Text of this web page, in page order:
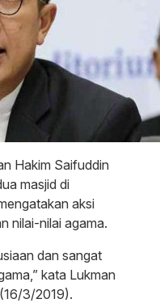
Hakim Saifuddin
masjid di
aksi
nilai-nilai agama.
dan sangat
kata Lukman
3/2019).